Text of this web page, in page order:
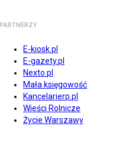
PARTNERZY
E-kiosk.pl
E-gazety.pl
Nexto.pl
Mała księgowość
Kancelarierp.pl
Wieści Rolnicze
Życie Warszawy